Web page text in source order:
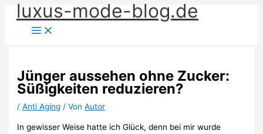
Inhalt
springen
luxus-mode-blog.de
Jünger aussehen ohne Zucker:
Süßigkeiten reduzieren?
/Anti Aging / VonAutor
In gewisser Weise hatte ich Glück, denn bei mir wurde